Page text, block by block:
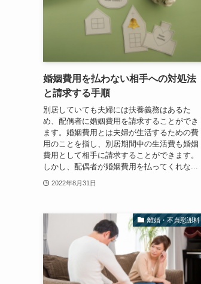
婚姻費用を払わない相手への対処法
と請求する手順
別居していても夫婦には扶養義務はあるた
め、配偶者に婚姻費用を請求することができ
ます。婚姻費用とは夫婦が生活するための費
用のことを指し、別居期間中の生活費も婚姻
費用として相手に請求することができます。
しかし、配偶者が婚姻費用を払ってくれな...
2022年8月31日
離婚・不貞慰謝料